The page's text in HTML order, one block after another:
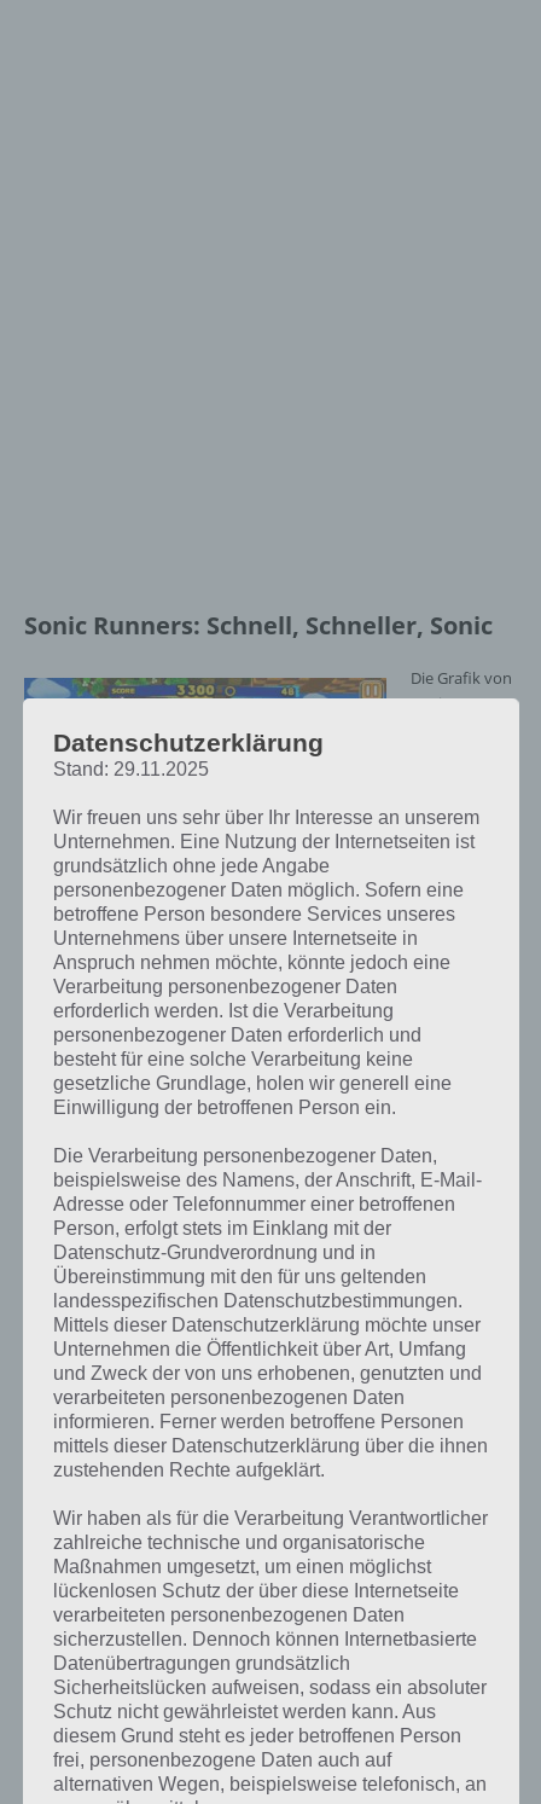
Sonic Runners: Schnell, Schneller, Sonic
Sonic Runners Screenshot – (c) Sega
Die Grafik von
Sonic Runners
an den ersten
Teil. Dabei
geht es auch
durch
Loopings,
Ringe müssen eingesammelt und Tiere gerettet werden. Und
natürlich ist auch Eggman mit von der Partie, der in diversen
Bosskämpfen besiegt werden muss.
In den ersten Minuten lernt der Spieler die Steuerung von Sonic
Runners kennen. So läuft Sonic von selber, mittels tippen auf den
Bildschirm springt Sonic. Dies kann man bis zu dreimal wiederholen,
Auch im weiteren Spielverlauf wird es nicht langweilig, denn die Level
bzw. Streckenabschnitte von Sonic Runners sind abwechslungsreich.
Trifft man die richtigen Abzweigungen, geht es hoch in die Luft
hinaus, in welchem zusätzliche Ringe versteckt sind. Trotzdem muss
man hier enorm aufpassen, denn zahlreiche Hindernisse und auch
Gegner sind überall im Level verteilt.
Schalte verschiedene Welten frei
Im Laufe von Sonic Runners schaltest du durch das Erreichen
bestimmter Punkte nicht nur neue Checkpoints frei, sondern auch
neue Welten. Tägliche Herausforderungen sorgen hierbei für
Langzeitspielspaß.
Neben Sonic gibt es nicht nur weitere Figuren wie Tails oder
Knuckles, sondern auch Helfer, die bspw. dafür sorgen, dass Tiere
einfacher gerettet werden kann. Mittels verschiedener Items, unter
anderem einem Schild, kann man auch bei einem Fehler ohne
Verluste weiterspielen. Wie bereits von damals bekannt, solltet ihr
auch in Sonic Runners zahlreiche Münzen einsammeln, um nicht
direkt zu sterben, wenn ihr gegen Feinde lauft.
Datenschutzerklärung
Stand: 29.11.2025
Wir freuen uns sehr über Ihr Interesse an unserem
Unternehmen. Eine Nutzung der Internetseiten ist
grundsätzlich ohne jede Angabe
personenbezogener Daten möglich. Sofern eine
betroffene Person besondere Services unseres
Unternehmens über unsere Internetseite in
Anspruch nehmen möchte, könnte jedoch eine
Verarbeitung personenbezogener Daten
erforderlich werden. Ist die Verarbeitung
personenbezogener Daten erforderlich und
besteht für eine solche Verarbeitung keine
gesetzliche Grundlage, holen wir generell eine
Einwilligung der betroffenen Person ein.
Die Verarbeitung personenbezogener Daten,
beispielsweise des Namens, der Anschrift, E-Mail-
Adresse oder Telefonnummer einer betroffenen
Person, erfolgt stets im Einklang mit der
Datenschutz-Grundverordnung und in
Übereinstimmung mit den für uns geltenden
landesspezifischen Datenschutzbestimmungen.
Mittels dieser Datenschutzerklärung möchte unser
Unternehmen die Öffentlichkeit über Art, Umfang
und Zweck der von uns erhobenen, genutzten und
verarbeiteten personenbezogenen Daten
informieren. Ferner werden betroffene Personen
mittels dieser Datenschutzerklärung über die ihnen
zustehenden Rechte aufgeklärt.
Wir haben als für die Verarbeitung Verantwortlicher
zahlreiche technische und organisatorische
Maßnahmen umgesetzt, um einen möglichst
lückenlosen Schutz der über diese Internetseite
verarbeiteten personenbezogenen Daten
sicherzustellen. Dennoch können Internetbasierte
Datenübertragungen grundsätzlich
Sicherheitslücken aufweisen, sodass ein absoluter
Schutz nicht gewährleistet werden kann. Aus
diesem Grund steht es jeder betroffenen Person
frei, personenbezogene Daten auch auf
alternativen Wegen, beispielsweise telefonisch, an